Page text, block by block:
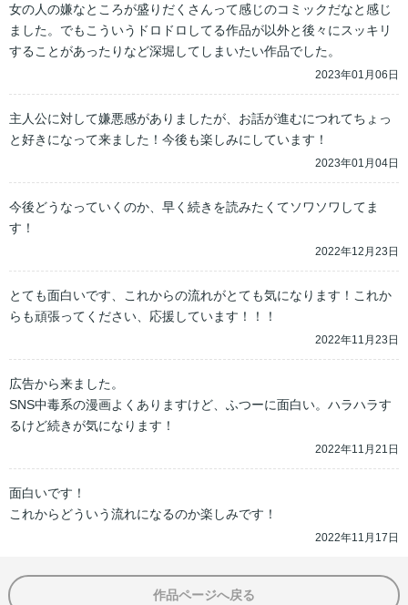
女の人の嫌なところが盛りだくさんって感じのコミックだなと感じ
ました。でもこういうドロドロしてる作品が以外と後々にスッキリ
することがあったりなど深堀してしまいたい作品でした。
2023年01月06日
主人公に対して嫌悪感がありましたが、お話が進むにつれてちょっ
と好きになって来ました！今後も楽しみにしています！
2023年01月04日
今後どうなっていくのか、早く続きを読みたくてソワソワしてま
す！
2022年12月23日
とても面白いです、これからの流れがとても気になります！これか
らも頑張ってください、応援しています！！！
2022年11月23日
広告から来ました。
SNS中毒系の漫画よくありますけど、ふつーに面白い。ハラハラす
2022年11月21日
面白いです！
これからどういう流れになるのか楽しみです！
2022年11月17日
作品ページへ戻る